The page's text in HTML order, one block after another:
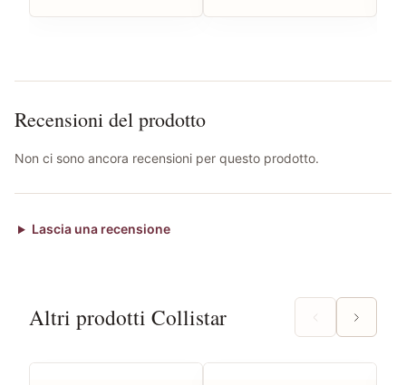
Recensioni del prodotto
Non ci sono ancora recensioni per questo prodotto.
Lascia una recensione
Altri prodotti Collistar